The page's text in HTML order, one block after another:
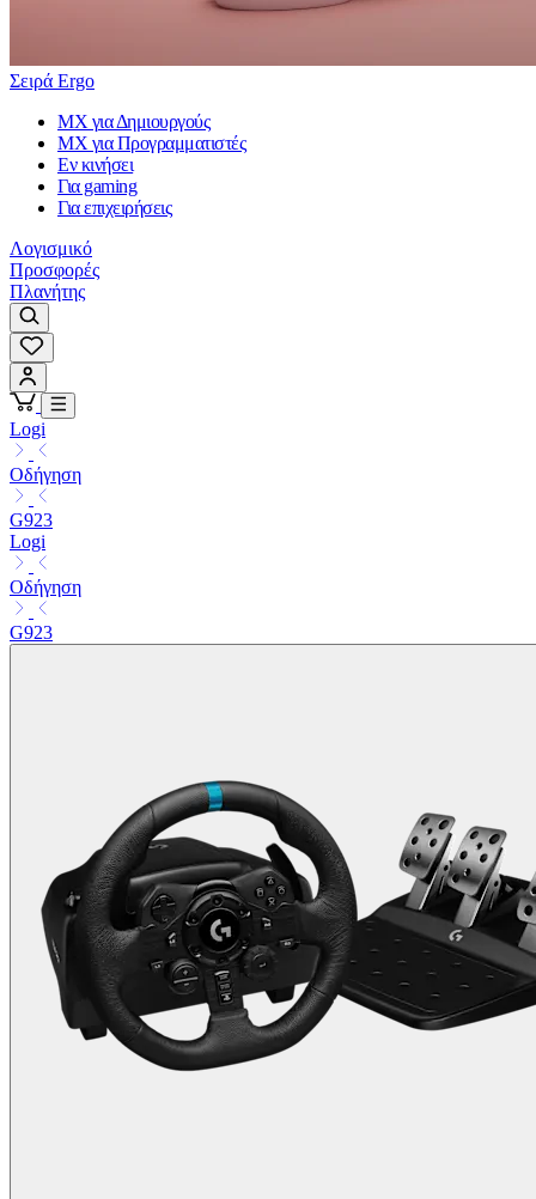
Σειρά Ergo
MX για Δημιουργούς
MX για Προγραμματιστές
Εν κινήσει
Για gaming
Για επιχειρήσεις
Λογισμικό
Προσφορές
Πλανήτης
Logi
Οδήγηση
G923
Logi
Οδήγηση
G923